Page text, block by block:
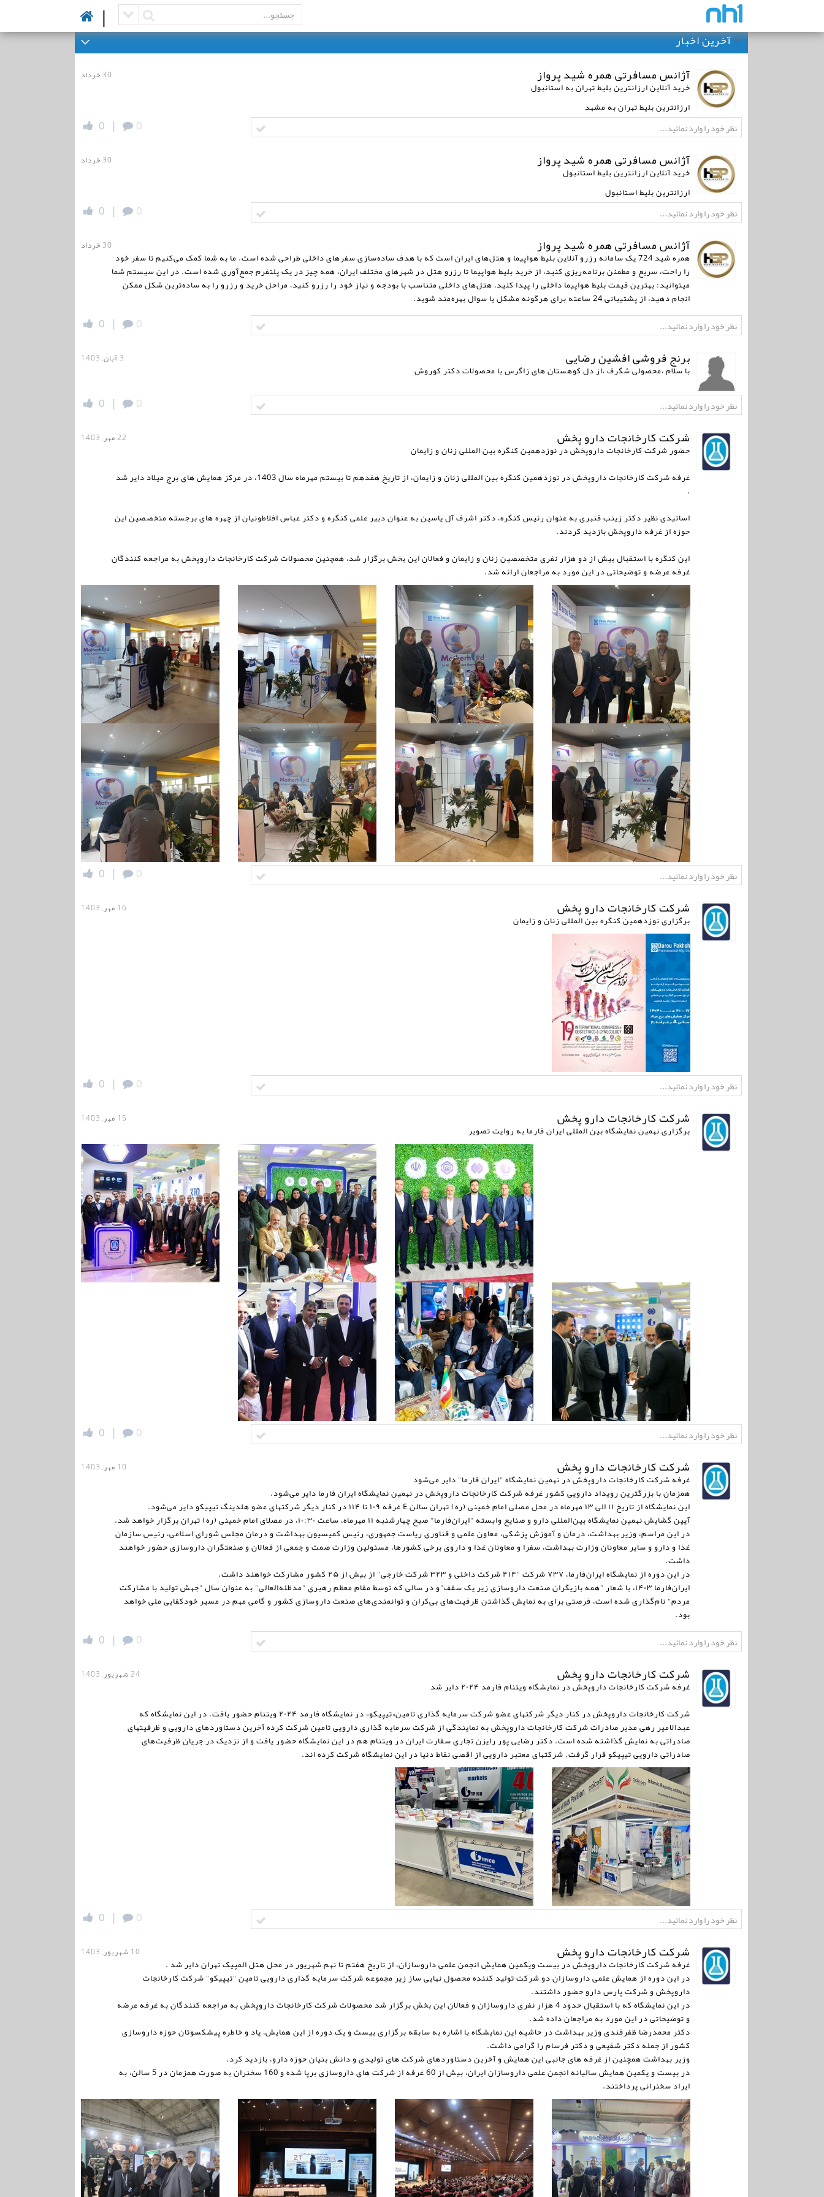
|
آخرین اخبار
آژانس مسافرتی همره شید پرواز
30 خرداد
خرید آنلاین ارزانترین بلیط تهران به استانبول
ارزانترین بلیط تهران به مشهد
0
|
0
آژانس مسافرتی همره شید پرواز 30 خرداد
خرید آنلاین ارزانترین بلیط استانبول
ارزانترین بلیط استانبول
0
|
0
آژانس مسافرتی همره شید پرواز 30 خرداد
همره شید 724 یک سامانه رزرو آنلاین بلیط هواپیما و هتل‌های ایران است که با هدف ساده‌سازی سفرهای داخلی طراحی شده است. ما به شما کمک می‌کنیم تا سفر خود
را راحت، سریع و مطمئن برنامه‌ریزی کنید، از خرید بلیط هواپیما تا رزرو هتل در شهرهای مختلف ایران، همه چیز در یک پلتفرم جمع‌آوری شده است. در این سیستم شما
میتوانید: بهترین قیمت بلیط هواپیما داخلی را پیدا کنید، هتل‌های داخلی متناسب با بودجه و نیاز خود را رزرو کنید، مراحل خرید و رزرو را به ساده‌ترین شکل ممکن
انجام دهید، از پشتیبانی 24 ساعته برای هرگونه مشکل یا سوال بهره‌مند شوید.
0
|
0
برنج فروشی افشین رضایی 3 آبان, 1403
با سلام ،محصولی شگرف ،از دل کوهستان های زاگرس با محصولات دکتر کوروش
0
|
0
شرکت کارخانجات دارو پخش 22 مهر, 1403
حضور شرکت کارخانجات داروپخش در نوزدهمین کنگره بین المللی زنان و زایمان
غرفه شرکت کارخانجات داروپخش در نوزدهمین کنگره بین المللی زنان و زایمان، از تاریخ هفدهم تا بیستم مهرماه سال 1403، در مرکز همایش های برج میلاد دایر شد
.
اساتیدی نظیر دکتر زینب قنبری به عنوان رئیس کنگره، دکتر اشرف آل یاسین به عنوان دبیر علمی کنگره و دکتر عباس افلاطونیان از چهره های برجسته متخصصین این
حوزه از غرفه داروپخش بازدید کردند.
این کنگره با استقبال بیش از دو هزار نفری متخصصین زنان و زایمان و فعالان این بخش برگزار شد، همچنین محصولات شرکت کارخانجات داروپخش به مراجعه کنندگان
غرفه عرضه و توضیحاتی در این مورد به مراجعان ارائه شد.
0
|
0
شرکت کارخانجات دارو پخش 16 مهر, 1403
برگزاری نوزدهمین کنگره بین المللی زنان و زایمان
0
|
0
شرکت کارخانجات دارو پخش 15 مهر, 1403
برگزاری نهمین نمایشگاه بین المللی ایران فارما به روایت تصویر
0
|
0
شرکت کارخانجات دارو پخش 10 مهر, 1403
غرفه شرکت کارخانجات داروپخش در نهمین نمایشگاه "ایران فارما" دایر می‌شود
همزمان با بزرگترین رویداد دارویی کشور غرفه شرکت کارخانجات داروپخش در نهمین نمایشگاه ایران فارما دایر می‌شود.
این نمایشگاه از تاریخ ۱۱ الی ۱۳ مهرماه در محل مصلی امام خمینی (ره) تهران سالن E غرفه ۱۰۹ تا ۱۱۴ در کنار دیگر شرکتهای عضو هلدینگ تیپیکو دایر می‌شود.
آیین گشایش نهمین نمایشگاه بین‌المللی دارو و صنایع وابسته "ایران‌فارما" صبح چهارشنبه ۱۱ مهرماه، ساعت ۱۰:۳۰، در مصلای امام خمینی (ره) تهران برگزار خواهد شد.
در این مراسم، وزیر بهداشت، درمان و آموزش پزشکی، معاون علمی و فناوری ریاست جمهوری، رئیس کمیسیون بهداشت و درمان مجلس شورای اسلامی، رئیس سازمان
غذا و دارو و سایر معاونان وزارت بهداشت، سفرا و معاونان غذا و داروی برخی کشورها، مسئولین وزارت صمت و جمعی از فعالان و صنعتگران داروسازی حضور خواهند
داشت.
در این دوره از نمایشگاه ایران‌فارما، ۷۳۷ شرکت "۴۱۴ شرکت داخلی و ۳۲۳ شرکت خارجی" از بیش از ۲۵ کشور مشارکت خواهند داشت.
ایران‌فارما ۱۴۰۳، با شعار "همه بازیگران صنعت داروسازی زیر یک سقف"و در سالی که توسط مقام معظم رهبری "مدظله‌العالی" به عنوان سال "جهش تولید با مشارکت
مردم" نام‌گذاری شده است، فرصتی برای به نمایش گذاشتن ظرفیت‌های بی‌کران و توانمندی‌های صنعت داروسازی کشور و گامی مهم در مسیر خودکفایی ملی خواهد
بود.
0
|
0
شرکت کارخانجات دارو پخش 24 شهریور, 1403
غرفه شرکت کارخانجات داروپخش در نمایشگاه ویتنام فارمد ۲۰۲۴ دایر شد
شرکت کارخانجات داروپخش در کنار دیگر شرکتهای عضو شرکت سرمایه گذاری تامین«تیپیکو» در نمایشگاه فارمد ۲۰۲۴ ویتنام حضور یافت. در این نمایشگاه که
عبدالامیر رهی مدیر صادرات شرکت کارخانجات داروپخش به نمایندگی از شرکت سرمایه گذاری دارویی تامین شرکت کرده آخرین دستاوردهای دارویی و ظرفیتهای
صادراتی به نمایش گذاشته شده است. دکتر رضایی پور رایزن تجاری سفارت ایران در ویتنام هم در این نمایشگاه حضور یافت و از نزدیک در جریان ظرفیت‌های
صادراتی دارویی تیپیکو قرار گرفت. شرکتهای معتبر دارویی از اقصی نقاط دنیا در این نمایشگاه شرکت کرده اند.
0
|
0
شرکت کارخانجات دارو پخش 10 شهریور, 1403
غرفه شرکت کارخانجات داروپخش در بیست ویکمین همایش انجمن علمی داروسازان، از تاریخ هفتم تا نهم شهریور در محل هتل المپیک تهران دایر شد .
در این دوره از همایش علمی داروسازان دو شرکت تولید کننده محصول نهایی ساز زیر مجموعه شرکت سرمایه گذاری دارویی تامین "تیپیکو" شرکت کارخانجات
داروپخش و شرکت پارس دارو حضور داشتند.
در این نمایشگاه که با استقبال حدود 4 هزار نفری داروسازان و فعالان این بخش برگزار شد محصولات شرکت کارخانجات داروپخش به مراجعه کنندگان به غرفه عرضه
و توضیحاتی در این مورد به مراجعان داده شد.
دکتر محمدرضا ظفرقندی وزیر بهداشت در حاشیه این نمایشگاه با اشاره به سابقه برگزاری بیست و یک دوره از این همایش، یاد و خاطره پیشکسوتان حوزه داروسازی
کشور از جمله دکتر شفیعی و دکتر فرسام را گرامی داشت.
وزیر بهداشت همچنین از غرفه های جانبی این همایش و آخرین دستاوردهای شرکت های تولیدی و دانش بنیان حوزه دارو، بازدید کرد.
در بیست و یکمین همایش سالیانه انجمن علمی داروسازان ایران، بیش از 60 غرفه از شرکت های داروسازی برپا شده و 160 سخنران به صورت همزمان در 5 سالن، به
ایراد سخنرانی پرداختند.